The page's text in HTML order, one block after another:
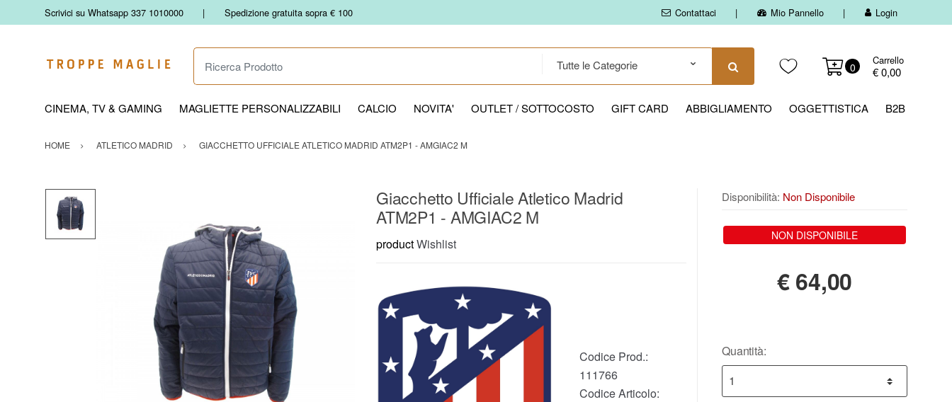
Scrivici su Whatsapp 337 1010000 Spedizione gratuita sopra € 100 Contattaci Mio Pannello Login
Ricerca Prodotto
0
Carrello
€ 0,00
CINEMA, TV & GAMING MAGLIETTE PERSONALIZZABILI CALCIO NOVITA' OUTLET / SOTTOCOSTO GIFT CARD ABBIGLIAMENTO OGGETTISTICA B2B
HOME ATLETICO MADRID GIACCHETTO UFFICIALE ATLETICO MADRID ATM2P1 - AMGIAC2 M
Giacchetto Ufficiale Atletico Madrid
ATM2P1 - AMGIAC2 M
productWishlist
Codice Prod.:
111766
Codice Articolo:
Disponibilità: Non Disponibile
NON DISPONIBILE
€64,00
Quantità: